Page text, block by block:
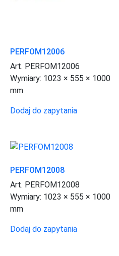
PERFOM12006
Art. PERFOM12006
Wymiary: 1023 × 555 × 1000
mm
Dodaj do zapytania
PERFOM12008
Art. PERFOM12008
Wymiary: 1023 × 555 × 1000
mm
Dodaj do zapytania